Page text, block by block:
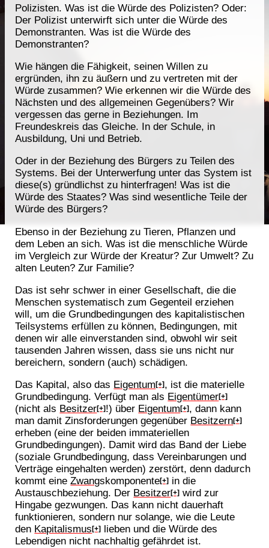
Polizisten. Was ist die Würde des Polizisten? Oder:
Der Polizist unterwirft sich unter die Würde des
Demonstranten. Was ist die Würde des
Demonstranten?
Wie hängen die Fähigkeit, seinen Willen zu
ergründen, ihn zu äußern und zu vertreten mit der
Würde zusammen? Wie erkennen wir die Würde des
Nächsten und des allgemeinen Gegenübers? Wir
vergessen das gerne in Beziehungen. Im
Freundeskreis das Gleiche. In der Schule, in
Ausbildung, Uni und Betrieb.
Oder in der Beziehung des Bürgers zu Teilen des
Systems. Bei der Unterwerfung unter das System ist
diese(s) gründlichst zu hinterfragen! Was ist die
Würde des Staates? Was sind wesentliche Teile der
Würde des Bürgers?
Ebenso in der Beziehung zu Tieren, Pflanzen und
dem Leben an sich. Was ist die menschliche Würde
im Vergleich zur Würde der Kreatur? Zur Umwelt? Zu
alten Leuten? Zur Familie?
Das ist sehr schwer in einer Gesellschaft, die die
Menschen systematisch zum Gegenteil erziehen
will, um die Grundbedingungen des kapitalistischen
Teilsystems erfüllen zu können, Bedingungen, mit
denen wir alle einverstanden sind, obwohl wir seit
tausenden Jahren wissen, dass sie uns nicht nur
bereichern, sondern (auch) schädigen.
Das Kapital, also das Eigentum[+] , ist die materielle
Grundbedingung. Verfügt man als Eigentümer[+]
(nicht als Besitzer[+] !) über Eigentum[+] , dann kann
man damit Zinsforderungen gegenüber Besitzern[+]
erheben (eine der beiden immateriellen
Grundbedingungen). Damit wird das Band der Liebe
(soziale Grundbedingung, dass Vereinbarungen und
Verträge eingehalten werden) zerstört, denn dadurch
kommt eineZwangskomponente[+] in die
Austauschbeziehung. Der Besitzer[+] wird zur
Hingabe gezwungen. Das kann nicht dauerhaft
funktionieren, sondern nur solange, wie die Leute
den Kapitalismus[+] lieben und die Würde des
Lebendigen nicht nachhaltig gefährdet ist.